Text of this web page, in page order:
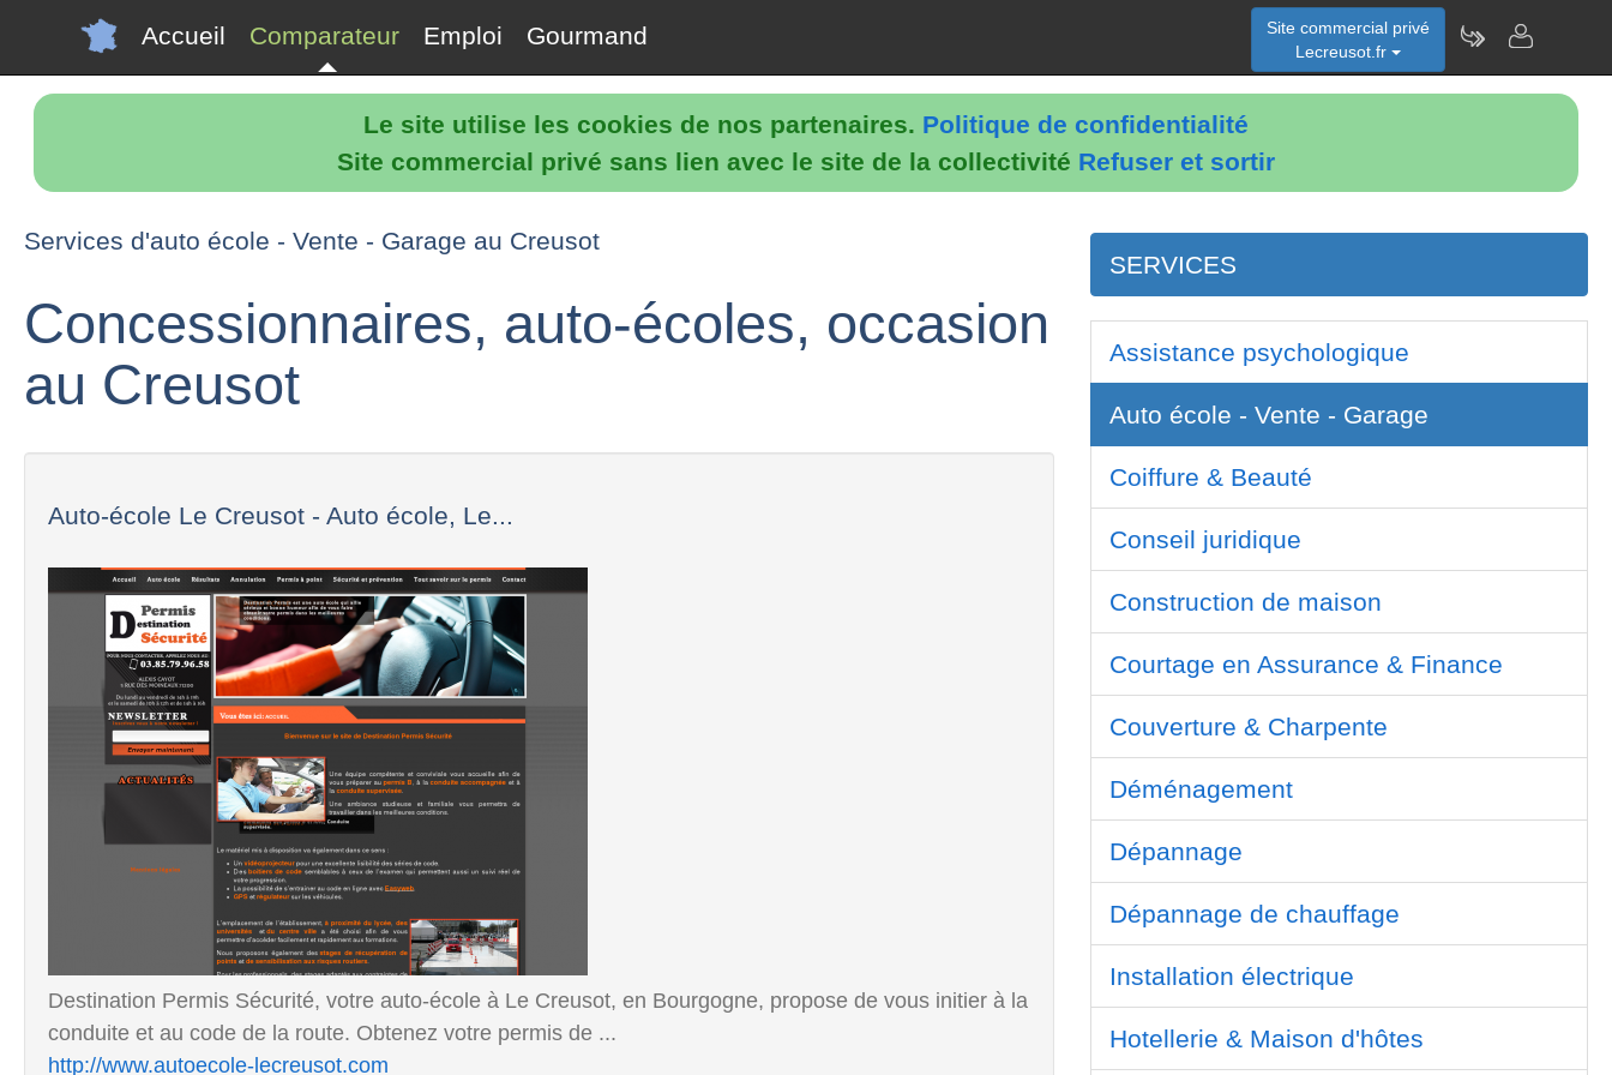
Le site utilise les cookies de nos partenaires. Politique de confidentialité
Site commercial privé sans lien avec le site de la collectivité Refuser et sortir
Accueil Comparateur Emploi Gourmand
Site commercial privé
Lecreusot.fr
Services d'auto école - Vente - Garage au Creusot
Concessionnaires, auto-écoles, occasion
au Creusot
Auto-école Le Creusot - Auto école, Le...
Destination Permis Sécurité, votre auto-école à Le Creusot, en Bourgogne, propose de vous initier à la
conduite et au code de la route. Obtenez votre permis de ...
http://www.autoecole-lecreusot.com
SERVICES
Assistance psychologique
Auto école - Vente - Garage
Coiffure & Beauté
Conseil juridique
Construction de maison
Courtage en Assurance & Finance
Couverture & Charpente
Déménagement
Dépannage
Dépannage de chauffage
Installation électrique
Hotellerie & Maison d'hôtes